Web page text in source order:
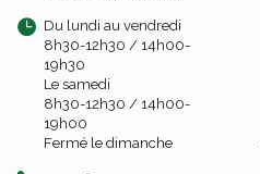
Du lundi au vendredi
8h30-12h30 / 14h00-
19h30
Le samedi
8h30-12h30 / 14h00-
19h00
Fermé le dimanche